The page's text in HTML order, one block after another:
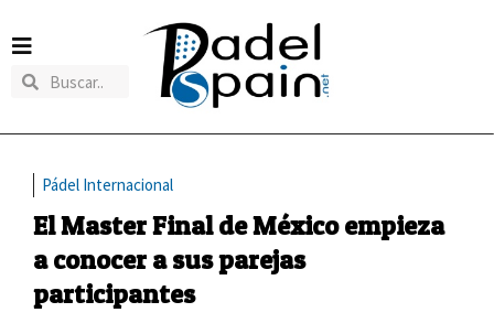
Pádel Internacional
El Master Final de México empieza
a conocer a sus parejas
participantes